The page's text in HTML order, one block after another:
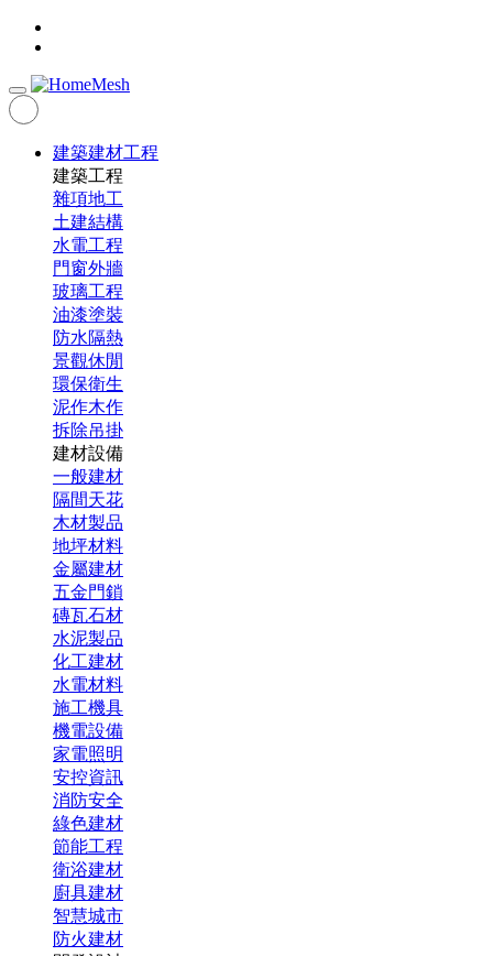
建築建材工程
建築工程
雜項地工
土建結構
水電工程
門窗外牆
玻璃工程
油漆塗裝
防水隔熱
景觀休閒
環保衛生
泥作木作
拆除吊掛
建材設備
一般建材
隔間天花
木材製品
地坪材料
金屬建材
五金門鎖
磚瓦石材
水泥製品
化工建材
水電材料
施工機具
機電設備
家電照明
安控資訊
消防安全
綠色建材
節能工程
衛浴建材
廚具建材
智慧城市
防火建材